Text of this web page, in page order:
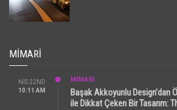
MIMARI
NIS 22ND
10:11 AM
MİMARİ
Başak Akkoyunlu Design’dan
ile Dikkat Çeken Bir Tasarım: